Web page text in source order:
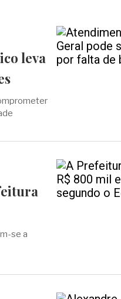
leva
se a